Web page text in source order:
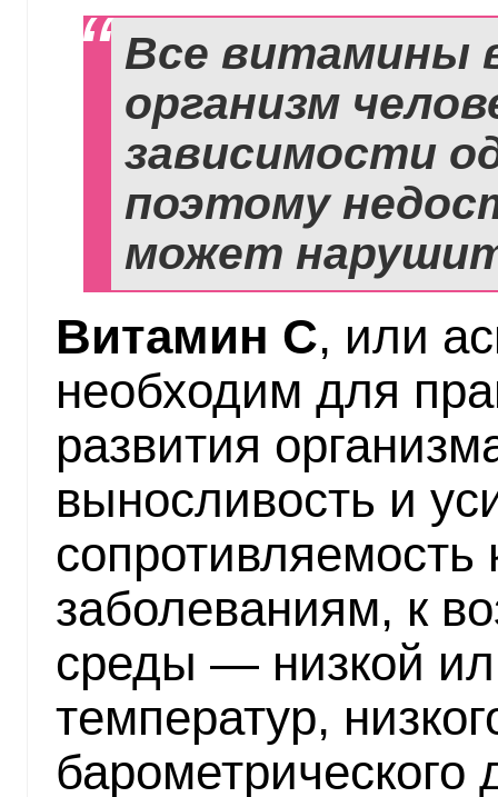
Все витамины
организм
зависимости
поэтому
может
Витамин С, или
необходим для
развития
выносливость и
заболеваниям, к
среды — низкой
температур,
барометрического